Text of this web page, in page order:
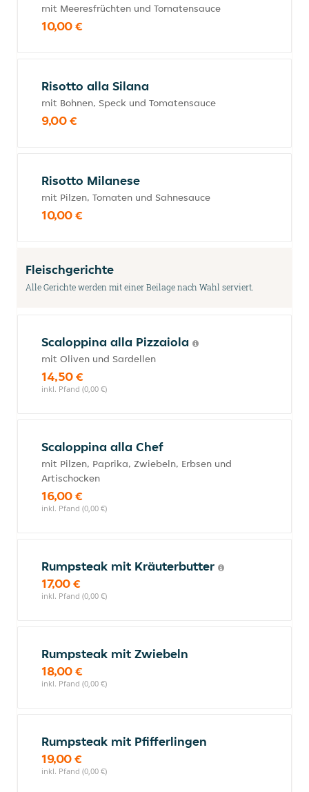
mit Meeresfrüchten und Tomatensauce
10,00 €
Risotto alla Silana
mit Bohnen, Speck und Tomatensauce
9,00 €
Risotto Milanese
mit Pilzen, Tomaten und Sahnesauce
10,00 €
Fleischgerichte
Alle Gerichte werden mit einer Beilage nach Wahl serviert.
Scaloppina alla Pizzaiola
mit Oliven und Sardellen
14,50 €
inkl. Pfand (0,00 €)
Scaloppina alla Chef
mit Pilzen, Paprika, Zwiebeln, Erbsen und
Artischocken
16,00 €
inkl. Pfand (0,00 €)
Rumpsteak mit Kräuterbutter
17,00 €
inkl. Pfand (0,00 €)
Rumpsteak mit Zwiebeln
18,00 €
inkl. Pfand (0,00 €)
Rumpsteak mit Pfifferlingen
19,00 €
inkl. Pfand (0,00 €)